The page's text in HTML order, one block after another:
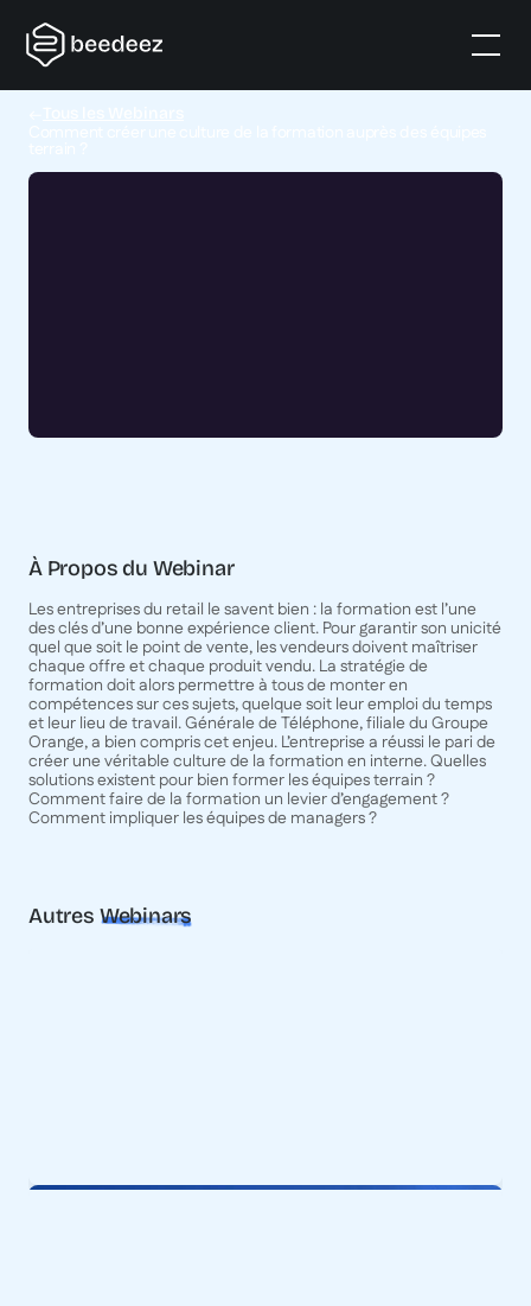
À Propos du Webinar
Les entreprises du retail le savent bien : la formation est l’une
des clés d’une bonne expérience client. Pour garantir son unicité
quel que soit le point de vente, les vendeurs doivent maîtriser
chaque offre et chaque produit vendu. La stratégie de
formation doit alors permettre à tous de monter en
compétences sur ces sujets, quelque soit leur emploi du temps
et leur lieu de travail. Générale de Téléphone, filiale du Groupe
Orange, a bien compris cet enjeu. L’entreprise a réussi le pari de
créer une véritable culture de la formation en interne. Quelles
solutions existent pour bien former les équipes terrain ?
Comment faire de la formation un levier d’engagement ?
Comment impliquer les équipes de managers ?
Autres Webinars